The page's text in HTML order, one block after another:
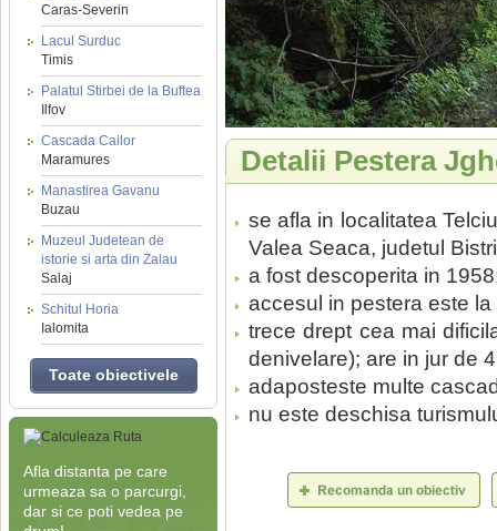
Caras-Severin
Lacul Surduc
Timis
Palatul Stirbei de la Buftea
Ilfov
Cascada Cailor
Maramures
Manastirea Gavanu
Buzau
Muzeul Judetean de
istorie si arta din Zalau
Salaj
Schitul Horia
Ialomita
Toate obiectivele
Afla distanta pe care
urmeaza sa o parcurgi,
dar si ce poti vedea pe
Detalii Pestera
se afla in localitatea
Valea Seaca, judetul
a fost descoperita in
accesul in pestera este
trece drept cea mai
denivelare); are in jur de
adaposteste multe
nu este deschisa